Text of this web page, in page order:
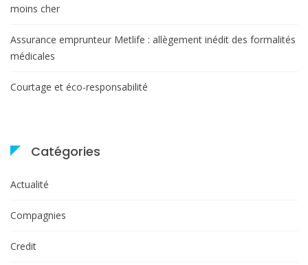
moins cher
Assurance emprunteur Metlife : allègement inédit des formalités
médicales
Courtage et éco-responsabilité
Catégories
Actualité
Compagnies
Credit